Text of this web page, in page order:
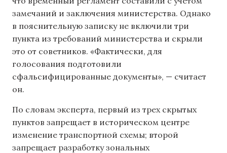
замечаний и заключения министерства. Однако
в пояснительную записку не включили три
пункта из требований министерства и скрыли
это от советников. «Фактически, для
голосования подготовили
сфальсифицированные документы», — считает
он.
По словам эксперта, первый из трех скрытых
пунктов запрещает в историческом центре
изменение транспортной схемы; второй
запрещает разработку зональных